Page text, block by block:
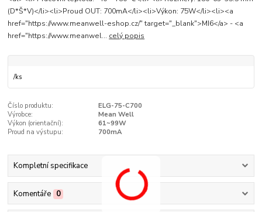
(D*Š*V)</li><li>Proud OUT: 700mA</li><li>Výkon: 75W</li><li><a
href="https://www.meanwell-eshop.cz/" target="_blank">MI6</a> - <a
href="https://www.meanwel... celý popis
/ks
Číslo produktu:
ELG-75-C700
Výrobce:
Mean Well
Výkon (orientační­):
61~99W
Proud na výstupu:
700mA
Kompletní specifikace
Komentáře 0